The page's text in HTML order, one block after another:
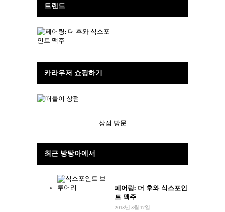
트렌드
카라우저 쇼핑하기
상점 방문
최근 방탕아에서
페어링: 더 후와 식스포인
트 맥주
2018년 8월 17일